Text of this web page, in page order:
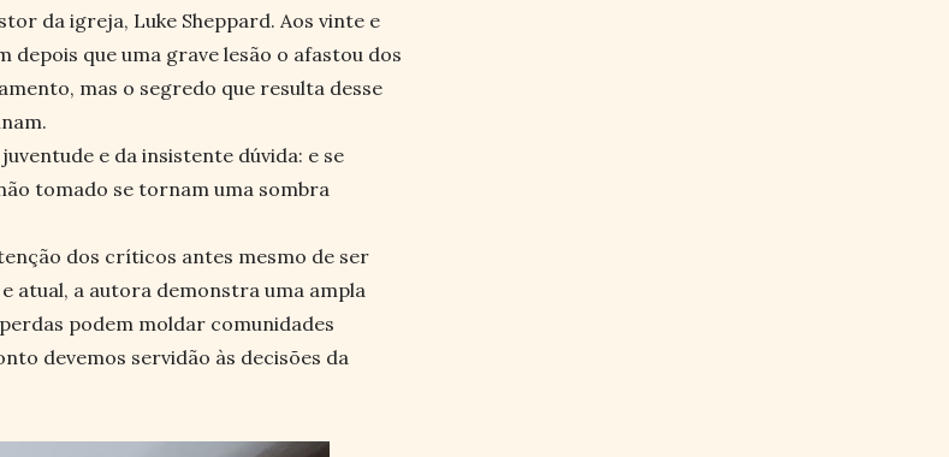
da igreja, Luke Sheppard. Aos vinte e
que uma grave lesão o afastou dos
mas o segredo que resulta desse
e da insistente dúvida: e se
tomado se tornam uma sombra
dos críticos antes mesmo de ser
atual, a autora demonstra uma ampla
podem moldar comunidades
devemos servidão às decisões da